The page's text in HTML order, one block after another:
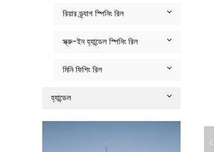
রিয়ার ড্র্যাগ স্পিনিং রিল
স্ক্রু-ইন হ্যান্ডেল স্পিনিং রিল
মিনি ফিশিং রিল
হ্যান্ডেল